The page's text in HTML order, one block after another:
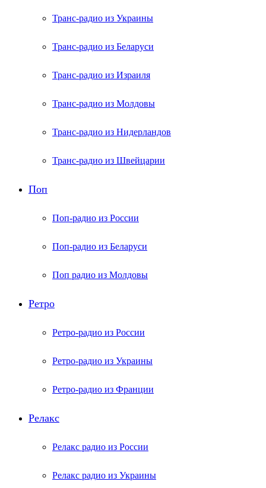
Транс-радио из Украины
Транс-радио из Беларуси
Транс-радио из Израиля
Транс-радио из Молдовы
Транс-радио из Нидерландов
Транс-радио из Швейцарии
Поп
Поп-радио из России
Поп-радио из Беларуси
Поп радио из Молдовы
Ретро
Ретро-радио из России
Ретро-радио из Украины
Ретро-радио из Франции
Релакс
Релакс радио из России
Релакс радио из Украины